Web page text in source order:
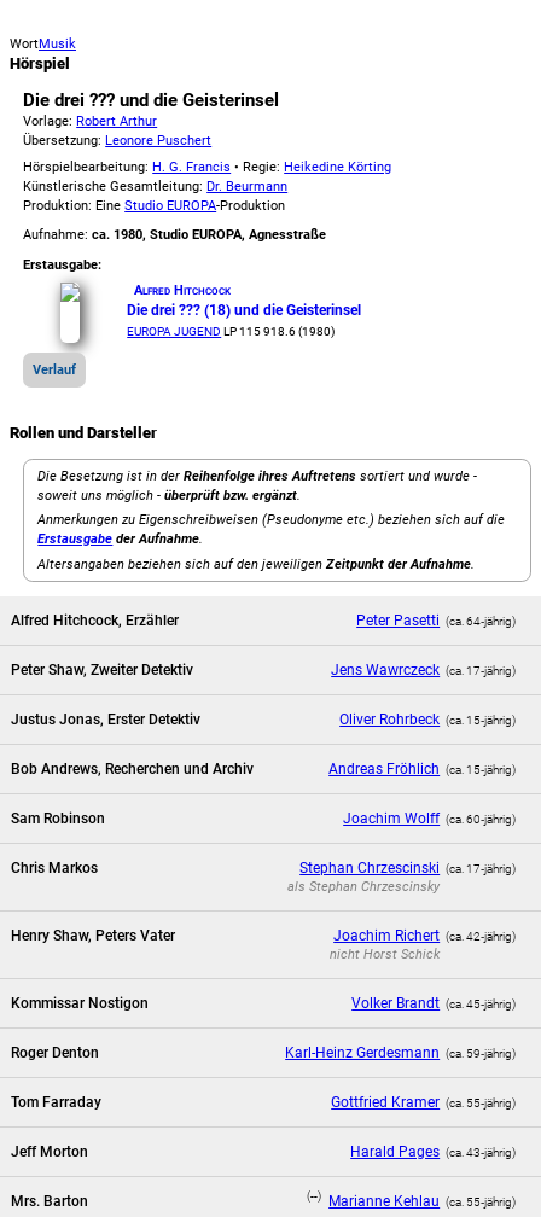
WortMusik
Hörspiel
Die drei ??? und die Geisterinsel
Vorlage:Robert Arthur
Übersetzung:Leonore Puschert
Hörspielbearbeitung:H. G. Francis • Regie:Heikedine Körting
Künstlerische Gesamtleitung:Dr. Beurmann
Produktion: EineStudio EUROPA-Produktion
Aufnahme:ca. 1980, Studio EUROPA, Agnesstraße
Erstausgabe:
Alfred Hitchcock
Die drei ??? (18) und die Geisterinsel
EUROPA JUGEND LP 115 918.6 (1980)
Verlauf
Rollen und Darsteller
Die Besetzung ist in derReihenfolge ihres Auftretens sortiert und wurde -
soweit uns möglich -überprüft bzw. ergänzt.
Anmerkungen zu Eigenschreibweisen (Pseudonyme etc.) beziehen sich auf die
Erstausgabe der Aufnahme.
Altersangaben beziehen sich auf den jeweiligenZeitpunkt der Aufnahme.
Alfred Hitchcock, Erzähler Peter Pasetti (ca. 64‑jährig)
Peter Shaw, Zweiter Detektiv Jens Wawrczeck (ca. 17‑jährig)
Justus Jonas, Erster Detektiv Oliver Rohrbeck (ca. 15‑jährig)
Bob Andrews, Recherchen und Archiv Andreas Fröhlich (ca. 15‑jährig)
Sam Robinson Joachim Wolff (ca. 60‑jährig)
Chris Markos Stephan Chrzescinski
alsStephan Chrzescinsky
(ca. 17‑jährig)
Henry Shaw, Peters Vater Joachim Richert
nichtHorst Schick
(ca. 42‑jährig)
Kommissar Nostigon Volker Brandt (ca. 45‑jährig)
Roger Denton Karl-Heinz Gerdesmann (ca. 59‑jährig)
Tom Farraday Gottfried Kramer (ca. 55‑jährig)
Jeff Morton Harald Pages (ca. 43‑jährig)
Mrs. Barton (--) Marianne Kehlau (ca. 55‑jährig)